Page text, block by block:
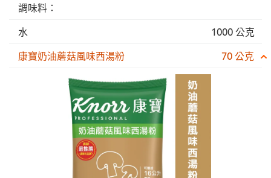
調味料：
水
1000 公克
康寶奶油蘑菇風味西湯粉
70 公克